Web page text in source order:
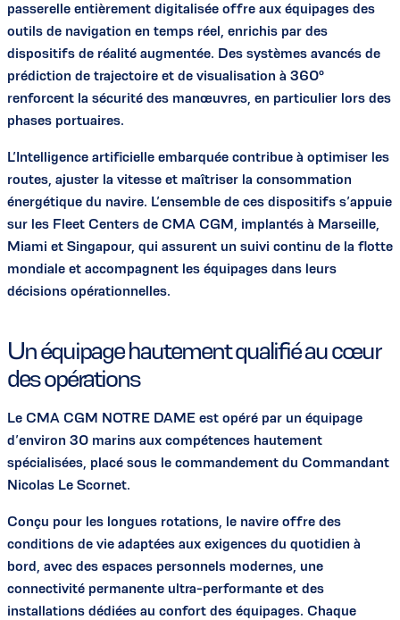
passerelle entièrement digitalisée offre aux équipages des
outils de navigation en temps réel, enrichis par des
dispositifs de réalité augmentée. Des systèmes avancés de
prédiction de trajectoire et de visualisation à 360°
renforcent la sécurité des manœuvres, en particulier lors des
phases portuaires.
L’Intelligence artificielle embarquée contribue à optimiser les
routes, ajuster la vitesse et maîtriser la consommation
énergétique du navire. L’ensemble de ces dispositifs s’appuie
sur les Fleet Centers de CMA CGM, implantés à Marseille,
Miami et Singapour, qui assurent un suivi continu de la flotte
mondiale et accompagnent les équipages dans leurs
décisions opérationnelles.
Un équipage hautement qualifié au cœur
des opérations
Le CMA CGM NOTRE DAME est opéré par un équipage
d’environ 30 marins aux compétences hautement
spécialisées, placé sous le commandement du Commandant
Nicolas Le Scornet.
Conçu pour les longues rotations, le navire offre des
conditions de vie adaptées aux exigences du quotidien à
bord, avec des espaces personnels modernes, une
connectivité permanente ultra-performante et des
installations dédiées au confort des équipages. Chaque